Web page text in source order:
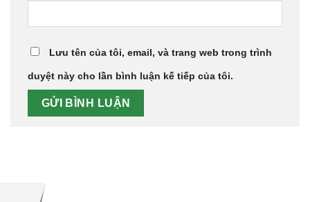
Lưu tên của tôi, email, và trang web trong trình
duyệt này cho lần bình luận kế tiếp của tôi.